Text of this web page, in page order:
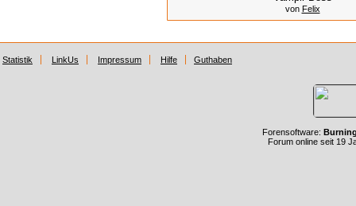
von Felix
Statistik LinkUs Impressum Hilfe Guthaben
Forensoftware:
Forum online seit 19